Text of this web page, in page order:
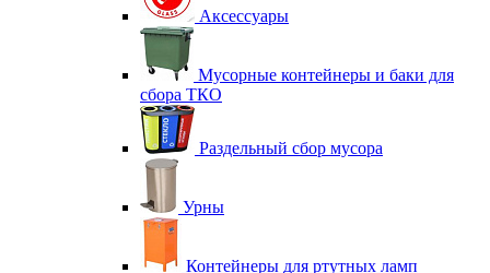
Аксессуары
Мусорные контейнеры и баки для
сбора ТКО
Раздельный сбор мусора
Урны
Контейнеры для ртутных ламп